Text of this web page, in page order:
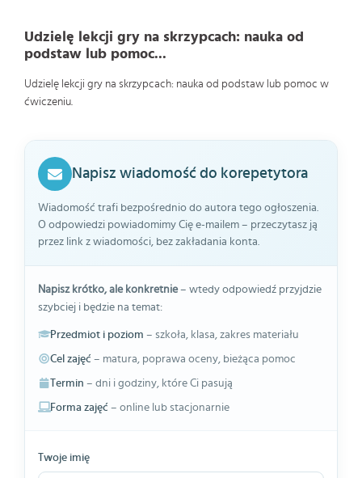
Udzielę lekcji gry na skrzypcach: nauka od
podstaw lub pomoc...
Udzielę lekcji gry na skrzypcach: nauka od podstaw lub pomoc w
ćwiczeniu.
Napisz wiadomość do korepetytora
Wiadomość trafi bezpośrednio do autora tego ogłoszenia.
O odpowiedzi powiadomimy Cię e-mailem – przeczytasz ją
przez link z wiadomości, bez zakładania konta.
Napisz krótko, ale konkretnie– wtedy odpowiedź przyjdzie
szybciej i będzie na temat:
Przedmiot i poziom – szkoła, klasa, zakres materiału
Cel zajęć – matura, poprawa oceny, bieżąca pomoc
Termin – dni i godziny, które Ci pasują
Forma zajęć – online lub stacjonarnie
Twoje imię